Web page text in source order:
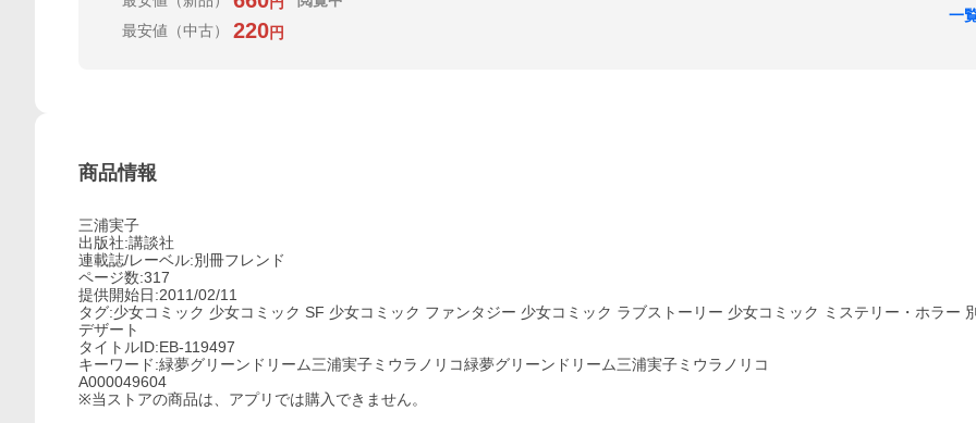
最安値 （中古） 220円
一
商品情報
三浦実子
出版社:講談社
連載誌/レーベル:別冊フレンド
ページ数:317
提供開始日:2011/02/11
タグ:少女コミック 少女コミック SF 少女コミック ファンタジー 少女コミック ラブストーリー 少女コミック ミステリー・ホラー
デザート
タイトルID:EB-119497
キーワード:緑夢グリーンドリーム三浦実子ミウラノリコ緑夢グリーンドリーム三浦実子ミウラノリコ
A000049604
※当ストアの商品は、アプリでは購入できません。